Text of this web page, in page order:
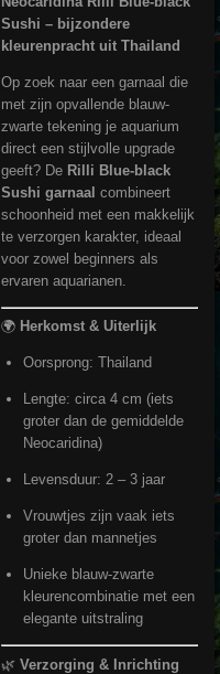
Sushi – bijzondere
kleurenpracht uit Thailand
Op zoek naar een garnaal die
met zijn opvallende blauw-
zwarte tekening je aquarium
direct een stijlvolle upgrade
geeft? De Rilli Blue-black
Sushi garnaal combineert
schoonheid met een makkelijk
te verzorgen karakter, ideaal
voor zowel beginners als
ervaren aquarianen.
🌍 Herkomst & Uiterlijk
Oorsprong: Thailand
Lengte: circa 4 cm (iets
groter dan de gemiddelde
Neocaridina)
Levensduur: 2 – 3 jaar
Vrouwtjes zijn vaak iets
groter dan mannetjes
Unieke blauw-zwarte
kleurencombinatie met een
elegante uitstraling
🌿 Verzorging & Inrichting